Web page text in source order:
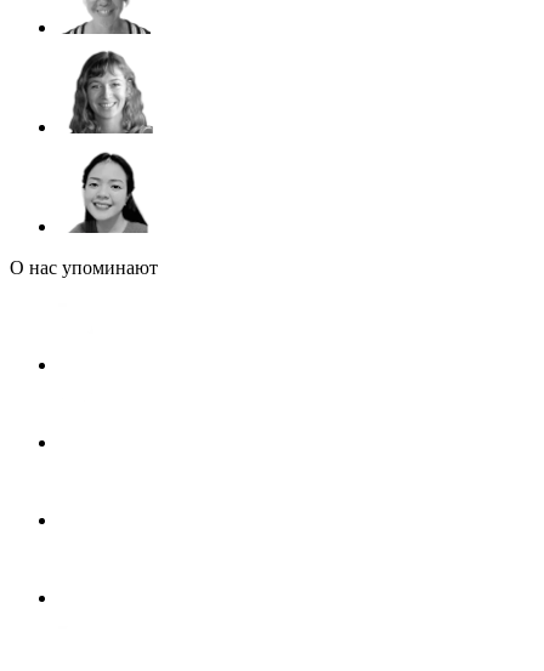
О нас упоминают